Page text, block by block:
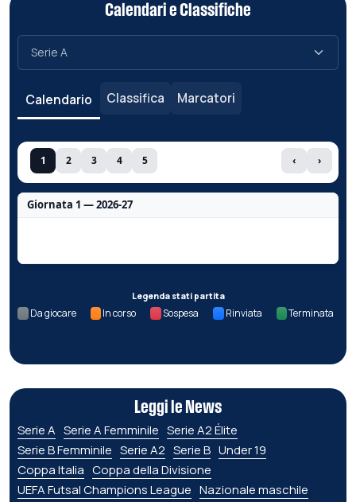
Calendari e Classifiche
Calendario Classifica Marcatori
1 2 3 4 5 ‹ ›
Giornata 1 — 2026-27
Legenda stati partita
Da giocare In corso Sospesa Rinviata Terminata
Leggi le News
Serie A Serie A Femminile Serie A2 Élite
Serie B Femminile Serie A2 Serie B Under 19
Coppa Italia Coppa della Divisione
UEFA Futsal Champions League Nazionale maschile